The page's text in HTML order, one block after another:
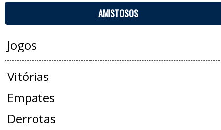
AMISTOSOS
Jogos
Vitórias
Empates
Derrotas